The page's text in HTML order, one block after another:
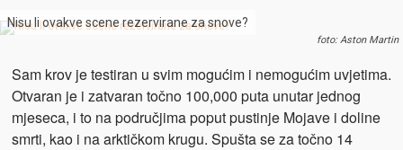
Nisu li ovakve scene rezervirane za snove?
foto: Aston Martin
Sam krov je testiran u svim mogućim i nemogućim uvjetima.
Otvaran je i zatvaran točno 100,000 puta unutar jednog
mjeseca, i to na područjima poput pustinje Mojave i doline
smrti, kao i na arktičkom krugu. Spušta se za točno 14